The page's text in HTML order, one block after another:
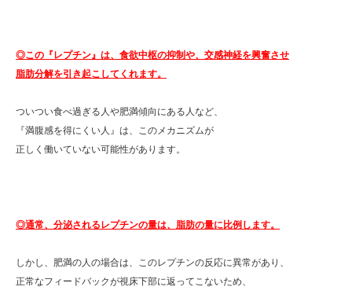
◎この『レプチン』は、食欲中枢の抑制や、交感神経を興奮させ
脂肪分解を引き起こしてくれます。
ついつい食べ過ぎる人や肥満傾向にある人など、
『満腹感を得にくい人』は、このメカニズムが
正しく働いていない可能性があります。
◎通常、分泌されるレプチンの量は、脂肪の量に比例します。
しかし、肥満の人の場合は、このレプチンの反応に異常があり、
正常なフィードバックが視床下部に返ってこないため、